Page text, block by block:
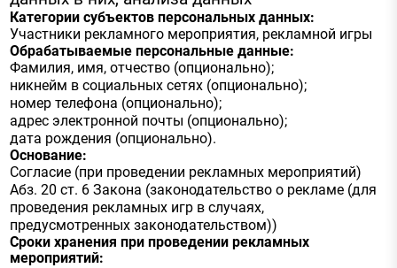
Категории субъектов персональных данных:
Участники рекламного мероприятия, рекламной игры
Обрабатываемые персональные данные:
Фамилия, имя, отчество (опционально);
никнейм в социальных сетях (опционально);
номер телефона (опционально);
адрес электронной почты (опционально);
дата рождения (опционально).
Основание:
Согласие (при проведении рекламных мероприятий)
Абз. 20 ст. 6 Закона (законодательство о рекламе (для
проведения рекламных игр в случаях,
предусмотренных законодательством))
Сроки хранения при проведении рекламных
мероприятий: